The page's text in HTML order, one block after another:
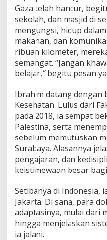
K
u
i
a
h
S
p
e
i
a
l
i
s
D
e
m
i
n
g
s
a
Gaza telah hancur,
sekolah, dan masjid di
mengungsi, hidup
makanan, dan
ribuan kilometer,
semangat. “Jangan
belajar,”begitu pesan
Ibrahim datang dengan
Kesehatan. Lulus dari
pada 2018, ia sempat
Palestina, serta
sebelum memutuskan
Surabaya. Alasannya
pengajaran, dan
keistimewaan besar
Setibanya di Indonesia,
Jakarta. Di sana, para
adaptasinya, mulai dari
hingga menjelaskan
ia jalani.